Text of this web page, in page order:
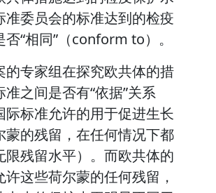
准委员会的标准达到的检疫
“相同”（conform to）。
的专家组在探究欧共体的措
之间是否有“依据”关系
际标准允许的用于促进生长
蒙的残留，在任何情况下都
限残留水平）。而欧共体的
这些荷尔蒙的任何残留，